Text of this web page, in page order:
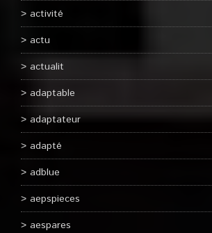
activité
actu
actualit
adaptable
adaptateur
adapté
adblue
aepspieces
aespares